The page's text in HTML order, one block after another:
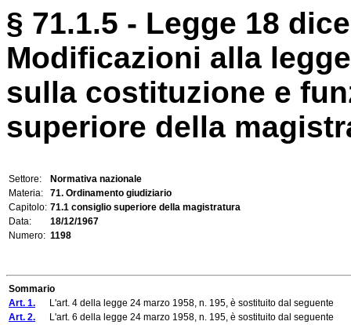
§ 71.1.5 - Legge 18
Modificazioni alla
sulla costituzione e
superiore della
Settore:
Normativa nazionale
Materia:
71. Ordinamento giudiziario
Capitolo: 71.1 consiglio superiore della magistratura
Data:
18/12/1967
Numero: 1198
Sommario
Art. 1. L'art. 4 della legge 24 marzo 1958, n. 195, è sostituito dal seguente
Art. 2. L'art. 6 della legge 24 marzo 1958, n. 195, è sostituito dal seguente